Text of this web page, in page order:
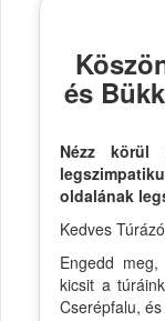
és
Nézz körül
oldalának
Kedves
Engedd
kicsit a
Cserépfalu,